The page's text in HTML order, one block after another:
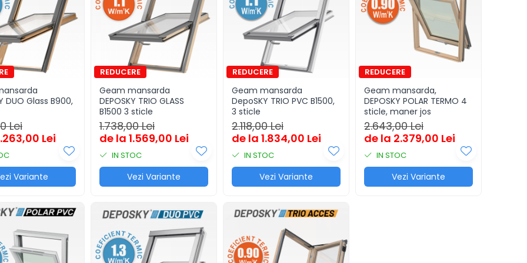
DUO Glass B900,
Lei
Lei
Variante
Geam mansarda
DEPOSKY TRIO GLASS
B1500 3 sticle
1.738,00 Lei
de la 1.569,00 Lei
IN STOC
Vezi Variante
Geam mansarda
DepoSKY TRIO PVC B1500,
3 sticle
2.118,00 Lei
de la 1.834,00 Lei
IN STOC
Vezi Variante
Geam mansarda,
DEPOSKY POLAR TERMO 4
sticle, maner jos
2.643,00 Lei
de la 2.379,00 Lei
IN STOC
Vezi Variante